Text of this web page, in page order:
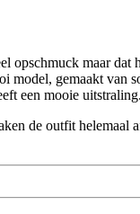
opschmuck maar dat
model, gemaakt van
een mooie uitstraling.
de outfit helemaal